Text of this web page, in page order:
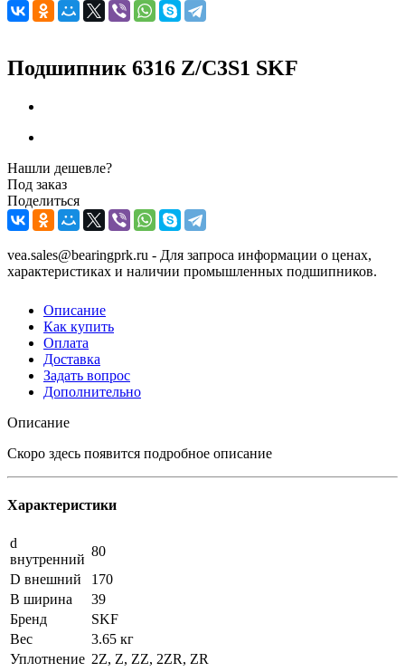
Подшипник 6316 Z/C3S1 SKF
Нашли дешевле?
Под заказ
Поделиться
vea.sales@bearingprk.ru - Для запроса информации о ценах,
характеристиках и наличии промышленных подшипников.
Описание
Как купить
Оплата
Доставка
Задать вопрос
Дополнительно
Описание
Скоро здесь появится подробное описание
Характеристики
d
внутренний
80
D внешний
170
B ширина
39
Бренд
SKF
Вес
3.65 кг
Уплотнение 2Z, Z, ZZ, 2ZR, ZR